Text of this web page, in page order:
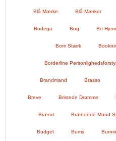
Blå Mærke Blå Mærker
Bodega Bog Bo
Bom Stærk
Borderline
Brandmand Brasso
Breve Bristede Drømme
Brænd Brændene Mund
Budget Bums